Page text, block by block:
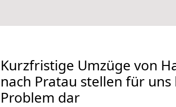
Kurzfristige Umzüge von
nach Pratau stellen für uns
Problem dar